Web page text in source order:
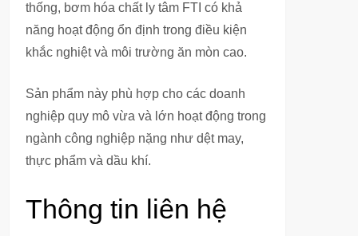
thống, bơm hóa chất ly tâm FTI có khả
năng hoạt động ổn định trong điều kiện
khắc nghiệt và môi trường ăn mòn cao.
Sản phẩm này phù hợp cho các doanh
nghiệp quy mô vừa và lớn hoạt động trong
ngành công nghiệp nặng như dệt may,
thực phẩm và dầu khí.
Thông tin liên hệ